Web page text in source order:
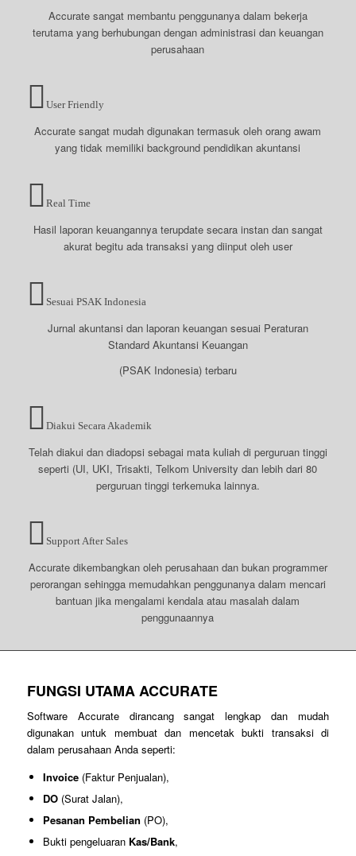
Accurate sangat membantu penggunanya dalam bekerja
terutama yang berhubungan dengan administrasi dan keuangan
perusahaan
User Friendly
Accurate sangat mudah digunakan termasuk oleh orang awam
yang tidak memiliki background pendidikan akuntansi
Real Time
Hasil laporan keuangannya terupdate secara instan dan sangat
akurat begitu ada transaksi yang diinput oleh user
Sesuai PSAK Indonesia
Jurnal akuntansi dan laporan keuangan sesuai Peraturan
Standard Akuntansi Keuangan
(PSAK Indonesia) terbaru
Diakui Secara Akademik
Telah diakui dan diadopsi sebagai mata kuliah di perguruan tinggi
seperti (UI, UKI, Trisakti, Telkom University dan lebih dari 80
perguruan tinggi terkemuka lainnya.
Support After Sales
Accurate dikembangkan oleh perusahaan dan bukan programmer
perorangan sehingga memudahkan penggunanya dalam mencari
bantuan jika mengalami kendala atau masalah dalam
penggunaannya
FUNGSI UTAMA ACCURATE
Software Accurate dirancang sangat lengkap dan mudah
digunakan untuk membuat dan mencetak bukti transaksi di
dalam perusahaan Anda seperti:
Invoice(Faktur Penjualan),
DO(Surat Jalan),
Pesanan Pembelian (PO),
Bukti pengeluaran Kas/Bank,